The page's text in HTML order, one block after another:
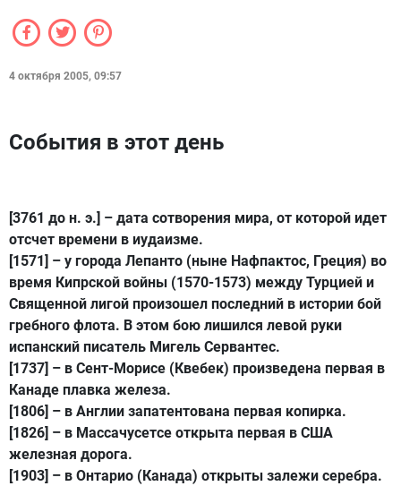
4 октября 2005, 09:57
События в этот день
[3761 до н. э.] – дата сотворения мира, от которой идет
отсчет времени в иудаизме.
[1571] – у города Лепанто (ныне Нафпактос, Греция) во
время Кипрской войны (1570-1573) между Турцией и
Священной лигой произошел последний в истории бой
гребного флота. В этом бою лишился левой руки
испанский писатель Мигель Сервантес.
[1737] – в Сент-Морисе (Квебек) произведена первая в
Канаде плавка железа.
[1806] – в Англии запатентована первая копирка.
[1826] – в Массачусетсе открыта первая в США
железная дорога.
[1903] – в Онтарио (Канада) открыты залежи серебра.